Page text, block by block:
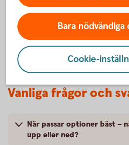
Lär dig mer om värdepapper.
Optionsskola
Vanliga frågor och
När passar optioner bäst –
upp eller ned?
Bara nödvändiga
Cookie-